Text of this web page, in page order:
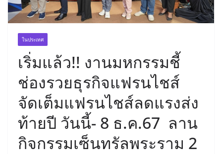
ในประเทศ
เริ่มแล้ว!! งานมหกรรมชี้
ช่องรวยธุรกิจแฟรนไชส์
จัดเต็มแฟรนไชส์ลดแรงส่ง
ท้ายปี วันนี้- 8 ธ.ค.67 ลาน
กิจกรรมเซ็นทรัลพระราม 2